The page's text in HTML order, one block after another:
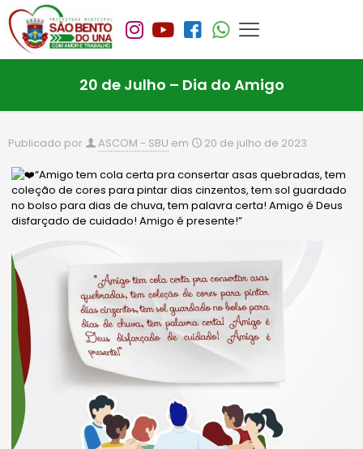
20 de Julho – Dia do Amigo
Publicado por ASCOM - SBU em 20 de julho de 2023
“Amigo tem cola certa pra consertar asas quebradas, tem
coleção de cores para pintar dias cinzentos, tem sol guardado
no bolso para dias de chuva, tem palavra certa! Amigo é Deus
disfarçado de cuidado! Amigo é presente!”